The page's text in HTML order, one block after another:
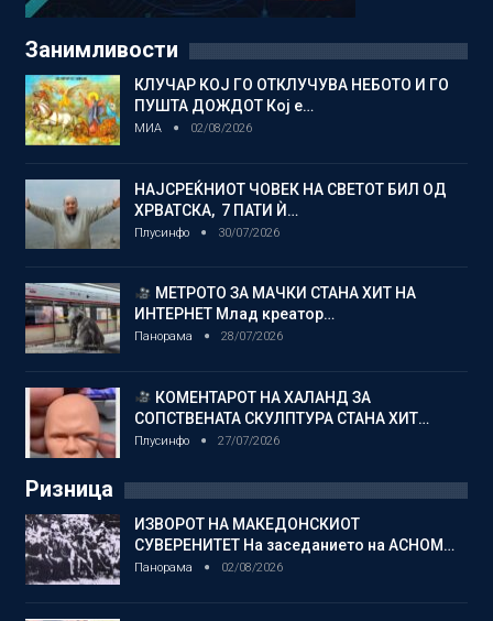
Занимливости
КЛУЧАР КОЈ ГО ОТКЛУЧУВА НЕБОТО И ГО
ПУШТА ДОЖДОТ Кој е…
МИА 02/08/2026
НАЈСРЕЌНИОТ ЧОВЕК НА СВЕТОТ БИЛ ОД
ХРВАТСКА, 7 ПАТИ Ѝ…
Плусинфо 30/07/2026
МЕТРОТО ЗА МАЧКИ СТАНА ХИТ НА
ИНТЕРНЕТ Млад креатор…
Панорама 28/07/2026
КОМЕНТАРОТ НА ХАЛАНД ЗА
СОПСТВЕНАТА СКУЛПТУРА СТАНА ХИТ…
Плусинфо 27/07/2026
Ризница
ИЗВОРОТ НА МАКЕДОНСКИОТ
СУВЕРЕНИТЕТ На заседанието на АСНОМ…
Панорама 02/08/2026